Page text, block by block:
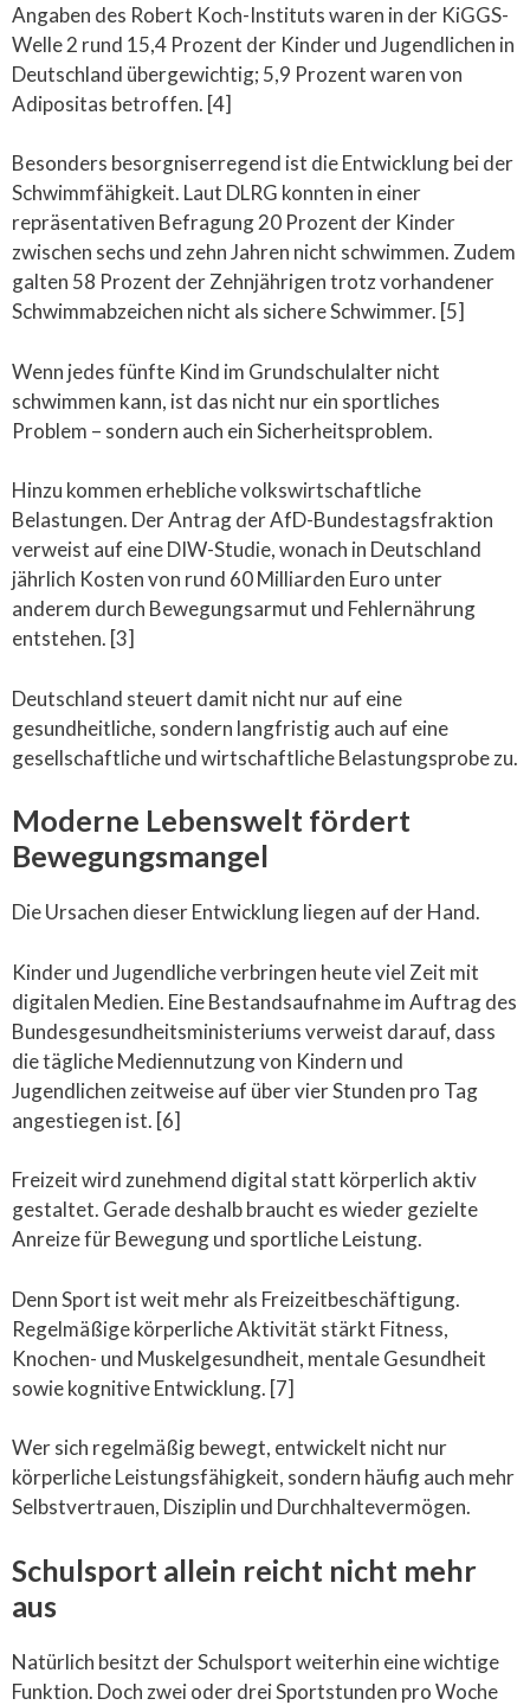
Angaben des Robert Koch-Instituts waren in der KiGGS-
Welle 2 rund 15,4 Prozent der Kinder und Jugendlichen in
Deutschland übergewichtig; 5,9 Prozent waren von
Adipositas betroffen. [4]
Besonders besorgniserregend ist die Entwicklung bei der
Schwimmfähigkeit. Laut DLRG konnten in einer
repräsentativen Befragung 20 Prozent der Kinder
zwischen sechs und zehn Jahren nicht schwimmen. Zudem
galten 58 Prozent der Zehnjährigen trotz vorhandener
Schwimmabzeichen nicht als sichere Schwimmer. [5]
Wenn jedes fünfte Kind im Grundschulalter nicht
schwimmen kann, ist das nicht nur ein sportliches
Problem – sondern auch ein Sicherheitsproblem.
Hinzu kommen erhebliche volkswirtschaftliche
Belastungen. Der Antrag der AfD-Bundestagsfraktion
verweist auf eine DIW-Studie, wonach in Deutschland
jährlich Kosten von rund 60 Milliarden Euro unter
anderem durch Bewegungsarmut und Fehlernährung
entstehen. [3]
Deutschland steuert damit nicht nur auf eine
gesundheitliche, sondern langfristig auch auf eine
gesellschaftliche und wirtschaftliche Belastungsprobe zu.
Moderne Lebenswelt fördert
Bewegungsmangel
Die Ursachen dieser Entwicklung liegen auf der Hand.
Kinder und Jugendliche verbringen heute viel Zeit mit
digitalen Medien. Eine Bestandsaufnahme im Auftrag des
Bundesgesundheitsministeriums verweist darauf, dass
die tägliche Mediennutzung von Kindern und
Jugendlichen zeitweise auf über vier Stunden pro Tag
angestiegen ist. [6]
Freizeit wird zunehmend digital statt körperlich aktiv
gestaltet. Gerade deshalb braucht es wieder gezielte
Anreize für Bewegung und sportliche Leistung.
Denn Sport ist weit mehr als Freizeitbeschäftigung.
Regelmäßige körperliche Aktivität stärkt Fitness,
Knochen- und Muskelgesundheit, mentale Gesundheit
sowie kognitive Entwicklung. [7]
Wer sich regelmäßig bewegt, entwickelt nicht nur
körperliche Leistungsfähigkeit, sondern häufig auch mehr
Selbstvertrauen, Disziplin und Durchhaltevermögen.
Schulsport allein reicht nicht mehr
aus
Natürlich besitzt der Schulsport weiterhin eine wichtige
Funktion. Doch zwei oder drei Sportstunden pro Woche